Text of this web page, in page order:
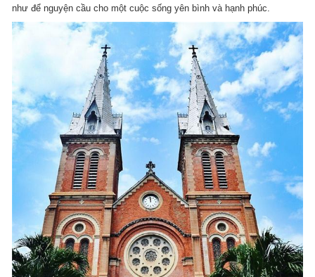
như để nguyện cầu cho một cuộc sống yên bình và hạnh phúc.